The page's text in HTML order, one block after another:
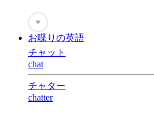
♥
お喋りの英語
チャット
chat
チャター
chatter